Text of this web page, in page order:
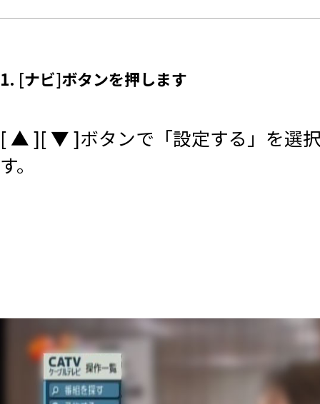
1. [ナビ]ボタンを押します
[ ▲ ][ ▼ ]ボタンで「設定する」を選
す。